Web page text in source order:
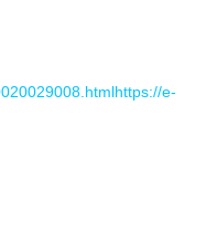
https://e-